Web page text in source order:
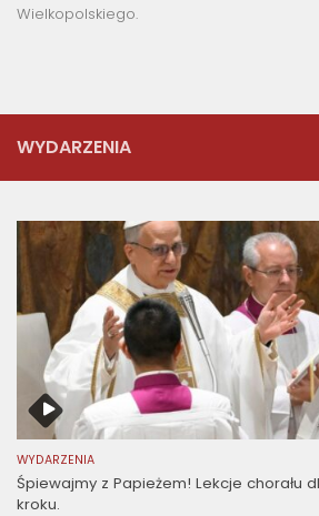
Wielkopolskiego.
WYDARZENIA
WYDARZENIA
Śpiewajmy z Papieżem! Lekcje chorału
kroku.